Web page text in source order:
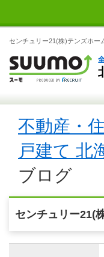
センチュリー21(株)テンズホ
不動産・
戸建て 北
ブログ
センチュリー21(